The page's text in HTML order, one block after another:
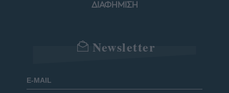
ΔΙΑΦΗΜΙΣΗ
Newsletter